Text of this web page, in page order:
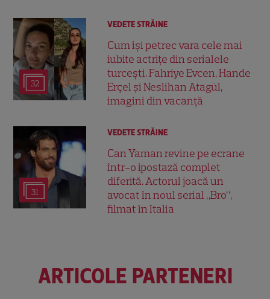
32
VEDETE STRĂINE
Cum își petrec vara cele mai
iubite actrițe din serialele
turcești. Fahriye Evcen, Hande
Erçel și Neslihan Atagül,
imagini din vacanță
31
VEDETE STRĂINE
Can Yaman revine pe ecrane
într-o ipostază complet
diferită. Actorul joacă un
avocat în noul serial „Bro”,
filmat în Italia
ARTICOLE PARTENERI